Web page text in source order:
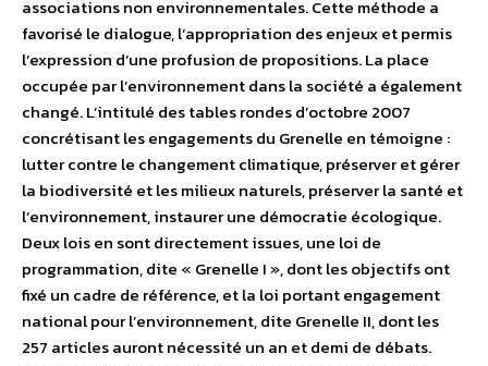
associations non environnementales. Cette méthode a
favorisé le dialogue, l’appropriation des enjeux et permis
l’expression d’une profusion de propositions. La place
occupée par l’environnement dans la société a également
changé. L’intitulé des tables rondes d’octobre 2007
concrétisant les engagements du Grenelle en témoigne :
lutter contre le changement climatique, préserver et gérer
la biodiversité et les milieux naturels, préserver la santé et
l’environnement, instaurer une démocratie écologique.
Deux lois en sont directement issues, une loi de
programmation, dite « Grenelle I », dont les objectifs ont
fixé un cadre de référence, et la loi portant engagement
national pour l’environnement, dite Grenelle II, dont les
257 articles auront nécessité un an et demi de débats.